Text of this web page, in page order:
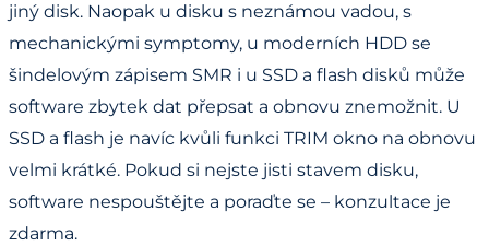
jiný disk. Naopak u disku s neznámou vadou, s
mechanickými symptomy, u moderních HDD se
šindelovým zápisem SMR i u SSD a flash disků může
software zbytek dat přepsat a obnovu znemožnit. U
SSD a flash je navíc kvůli funkci TRIM okno na obnovu
velmi krátké. Pokud si nejste jisti stavem disku,
software nespouštějte a poraďte se – konzultace je
zdarma.